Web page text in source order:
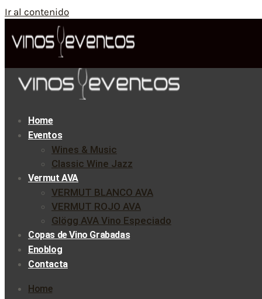
Ir al contenido
Home
Eventos
Wines & Music
Classic Wine Jazz
Vermut AVA
VERMUT BLANCO AVA
VERMUT ROJO AVA
Glögg AVA Vino Especiado
Copas de Vino Grabadas
Enoblog
Contacta
Home